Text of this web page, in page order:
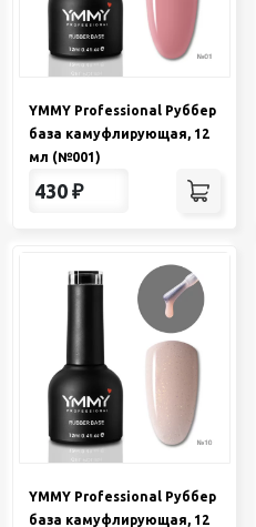
YMMY Professional Руббер
база камуфлирующая, 12
мл (№001)
430 ₽
YMMY Professional Руббер
база камуфлирующая, 12